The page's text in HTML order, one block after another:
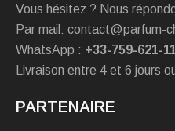
Vous hésitez ? Nous
Par mail: contact@parfum-
WhatsApp : +33-759-621-
Livraison entre 4 et 6 jours
PARTENAIRE